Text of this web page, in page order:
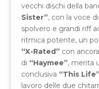
vecchi dischi della
Sister”, con la voce di
spolvero e grandi riff
ritmica potente, un
“X-Rated” con
di “Haymee”, merita
conclusiva “This Life”
lavoro delle due